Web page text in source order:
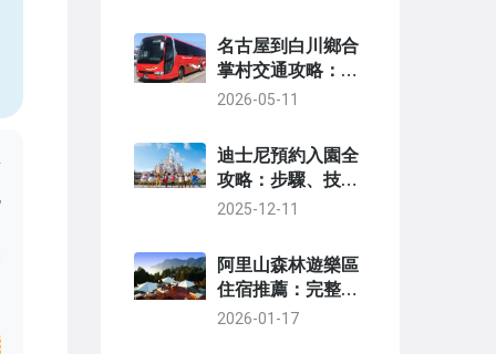
名古屋到白川鄉合
掌村交通攻略：巴
士、自駕、預約、
2026-05-11
迪士尼預約入園全
攻略：步驟、技巧
與常見問題一次搞
2025-12-11
阿里山森林遊樂區
住宿推薦：完整指
南與實用選擇
2026-01-17